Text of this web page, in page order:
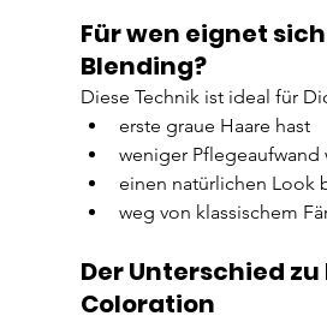
Für wen eignet
Blending?
Diese Technik ist ideal für
erste graue Haare hast
weniger Pflegeaufwand
einen natürlichen Look
weg von klassischem
Der Unterschied
Coloration